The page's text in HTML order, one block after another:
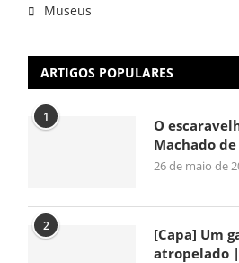
Museus
ARTIGOS POPULARES
1
O
Machado
26 de maio de
2
[Capa] Um
atropelado |